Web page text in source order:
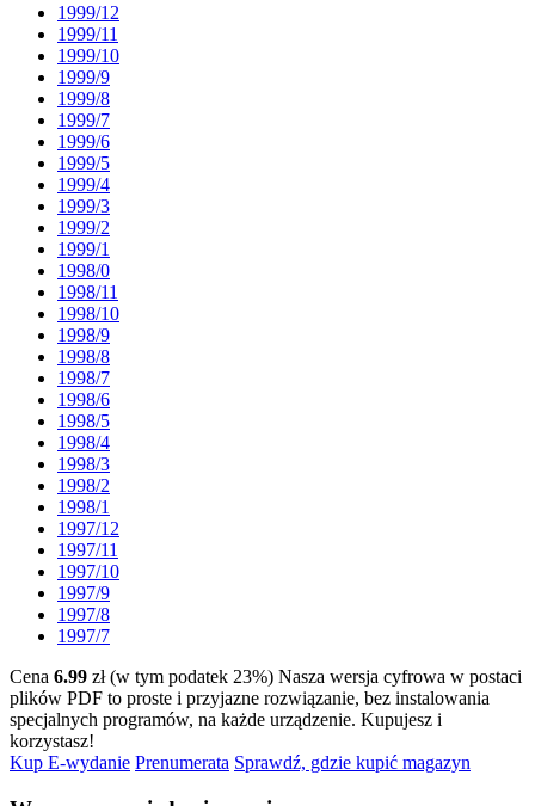
1999/12
1999/11
1999/10
1999/9
1999/8
1999/7
1999/6
1999/5
1999/4
1999/3
1999/2
1999/1
1998/0
1998/11
1998/10
1998/9
1998/8
1998/7
1998/6
1998/5
1998/4
1998/3
1998/2
1998/1
1997/12
1997/11
1997/10
1997/9
1997/8
1997/7
Cena 6.99 zł (w tym podatek 23%) Nasza wersja cyfrowa w postaci
plików PDF to proste i przyjazne rozwiązanie, bez instalowania
specjalnych programów, na każde urządzenie. Kupujesz i
korzystasz!
Kup E-wydanie Prenumerata Sprawdź, gdzie kupić magazyn